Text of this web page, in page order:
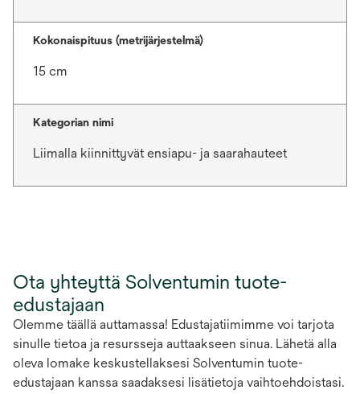
Kokonaispituus (metrijärjestelmä)
15 cm
Kategorian nimi
Liimalla kiinnittyvät ensiapu- ja saarahauteet
Ota yhteyttä Solventumin tuote-
edustajaan
Olemme täällä auttamassa! Edustajatiimimme voi tarjota
sinulle tietoa ja resursseja auttaakseen sinua. Lähetä alla
oleva lomake keskustellaksesi Solventumin tuote-
edustajaan kanssa saadaksesi lisätietoja vaihtoehdoistasi.